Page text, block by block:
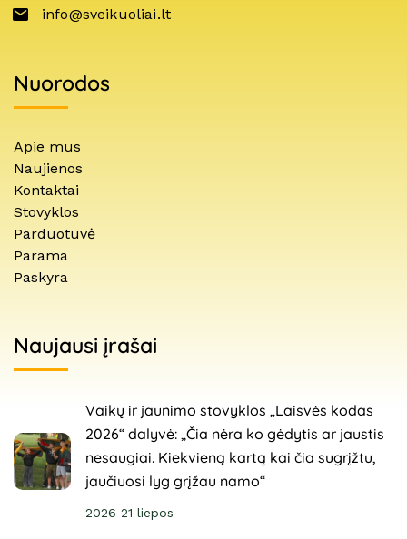
info@sveikuoliai.lt
Nuorodos
Apie mus
Naujienos
Kontaktai
Stovyklos
Parduotuvė
Parama
Paskyra
Naujausi įrašai
Vaikų ir jaunimo stovyklos „Laisvės kodas
2026“ dalyvė: „Čia nėra ko gėdytis ar jaustis
nesaugiai. Kiekvieną kartą kai čia sugrįžtu,
jaučiuosi lyg grįžau namo“
2026 21 liepos